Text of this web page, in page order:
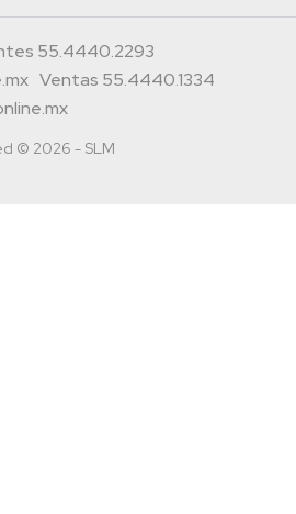
55.4440.2293
Ventas 55.4440.1334
© 2026 - SLM